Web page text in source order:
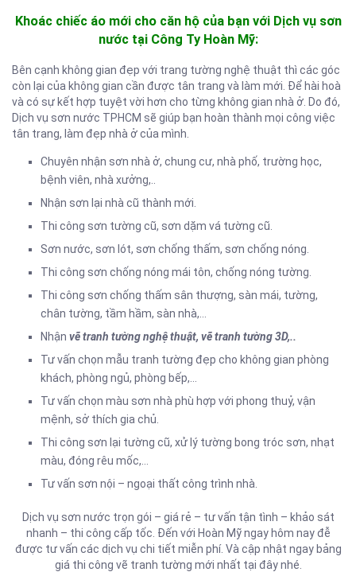
Khoác chiếc áo mới cho căn hộ của bạn với Dịch vụ sơn
nước tại Công Ty Hoàn Mỹ:
Bên cạnh không gian đẹp với trang tường nghệ thuật thì các góc
còn lại của không gian cần được tân trang và làm mới. Để hài hoà
và có sự kết hợp tuyệt vời hơn cho từng không gian nhà ở. Do đó,
Dịch vụ sơn nước TPHCM sẽ giúp bạn hoàn thành mọi công việc
tân trang, làm đẹp nhà ở của mình.
Chuyên nhận sơn nhà ở, chung cư, nhà phố, trường học,
bệnh viên, nhà xưởng,..
Nhận sơn lại nhà cũ thành mới.
Thi công sơn tường cũ, sơn dặm vá tường cũ.
Sơn nước, sơn lót, sơn chống thấm, sơn chống nóng.
Thi công sơn chống nóng mái tôn, chống nóng tường.
Thi công sơn chống thấm sân thượng, sàn mái, tường,
chân tường, tầm hầm, sàn nhà,…
Nhận vẽ tranh tường nghệ thuật, vẽ tranh tường 3D,..
Tư vấn chọn mẫu tranh tường đẹp cho không gian phòng
khách, phòng ngủ, phòng bếp,…
Tư vấn chọn màu sơn nhà phù hợp với phong thuỷ, vận
mệnh, sở thích gia chủ.
Thi công sơn lại tường cũ, xử lý tường bong tróc sơn, nhạt
màu, đóng rêu mốc,…
Tư vấn sơn nội – ngoại thất công trình nhà.
Dịch vụ sơn nước trọn gói – giá rẻ – tư vấn tận tình – khảo sát
nhanh – thi công cấp tốc. Đến với Hoàn Mỹ ngay hôm nay đễ
được tư vấn các dịch vụ chi tiết miễn phí. Và cập nhật ngay bảng
giá thi công vẽ tranh tường mới nhất tại đây nhé.